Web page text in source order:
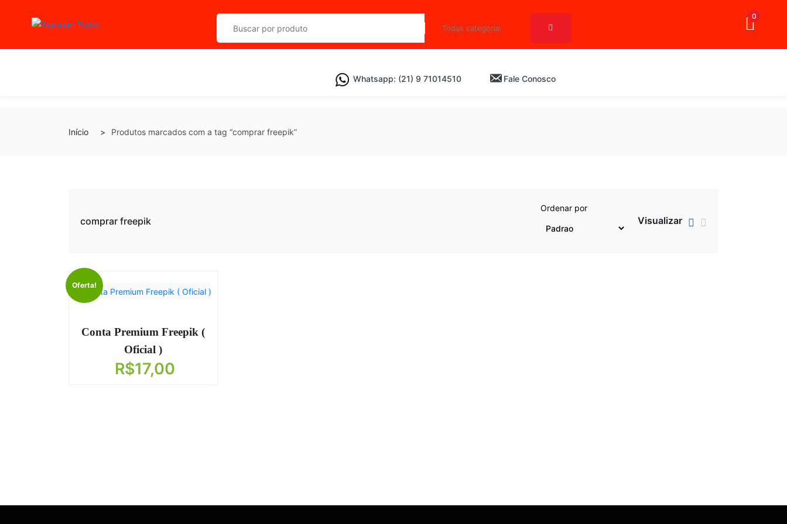
0
Whatsapp: (21) 9 71014510 Fale Conosco
Início Produtos marcados com a tag “comprar freepik”
comprar freepik
Ordenar por
Visualizar
Oferta!
Conta Premium Freepik (
Oficial )
R$17,00